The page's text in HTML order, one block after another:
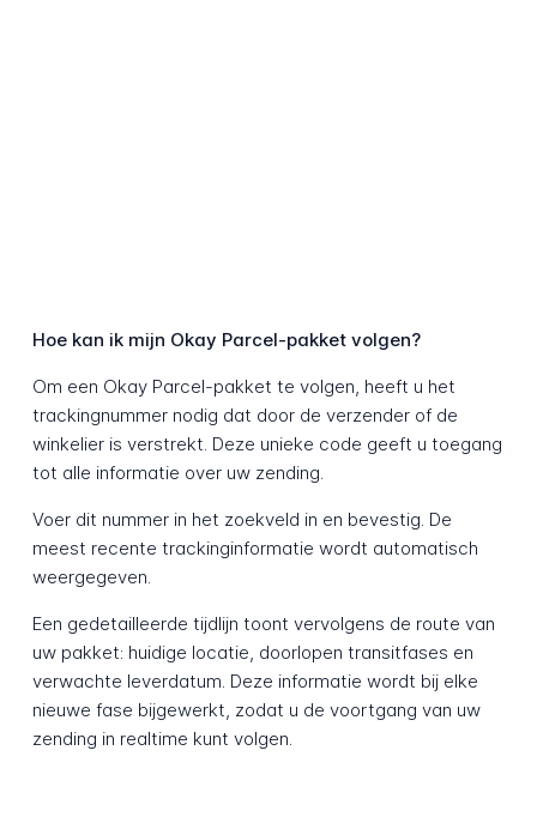
Hoe kan ik mijn Okay Parcel-pakket volgen?
Om een Okay Parcel-pakket te volgen, heeft u het
trackingnummer nodig dat door de verzender of de
winkelier is verstrekt. Deze unieke code geeft u toegang
tot alle informatie over uw zending.
Voer dit nummer in het zoekveld in en bevestig. De
meest recente trackinginformatie wordt automatisch
weergegeven.
Een gedetailleerde tijdlijn toont vervolgens de route van
uw pakket: huidige locatie, doorlopen transitfases en
verwachte leverdatum. Deze informatie wordt bij elke
nieuwe fase bijgewerkt, zodat u de voortgang van uw
zending in realtime kunt volgen.